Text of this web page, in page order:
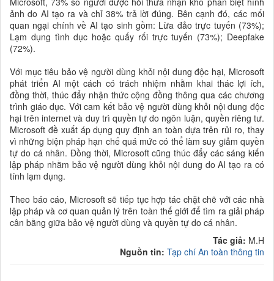
ảnh do AI tạo ra và chỉ 38% trả lời đúng. Bên cạnh đó, các mối
quan ngại chính về AI tạo sinh gồm: Lừa đảo trực tuyến (73%);
Lạm dụng tình dục hoặc quấy rối trực tuyến (73%); Deepfake
(72%).
Với mục tiêu bảo vệ người dùng khỏi nội dung độc hại, Microsoft
phát triển AI một cách có trách nhiệm nhằm khai thác lợi ích,
đồng thời, thúc đẩy nhận thức cộng đồng thông qua các chương
trình giáo dục. Với cam kết bảo vệ người dùng khỏi nội dung độc
hại trên internet và duy trì quyền tự do ngôn luận, quyền riêng tư.
Microsoft đề xuất áp dụng quy định an toàn dựa trên rủi ro, thay
vì những biện pháp hạn chế quá mức có thể làm suy giảm quyền
tự do cá nhân. Đồng thời, Microsoft cũng thúc đẩy các sáng kiến
lập pháp nhằm bảo vệ người dùng khỏi nội dung do AI tạo ra có
tính lạm dụng.
Theo báo cáo, Microsoft sẽ tiếp tục hợp tác chặt chẽ với các nhà
lập pháp và cơ quan quản lý trên toàn thế giới để tìm ra giải pháp
cân bằng giữa bảo vệ người dùng và quyền tự do cá nhân.
Tác giả: M.H
Nguồn tin: Tạp chí An toàn thông tin